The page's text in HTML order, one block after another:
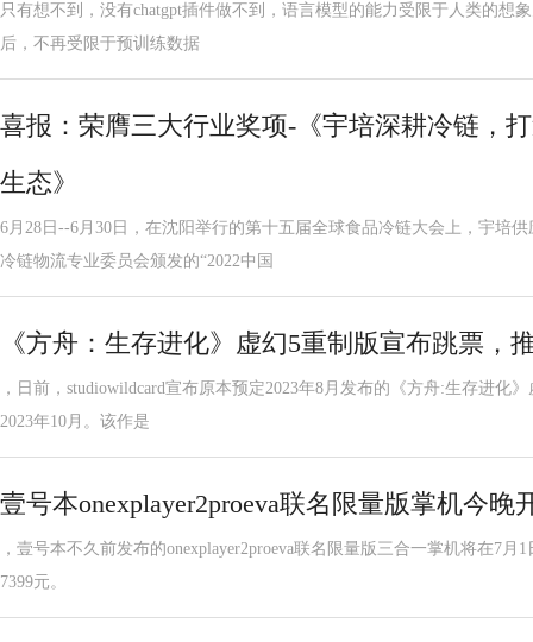
只有想不到，没有chatgpt插件做不到，语言模型的能力受限于人类的想
后，不再受限于预训练数据
喜报：荣膺三大行业奖项-《宇培深耕冷链，
生态》
6月28日--6月30日，在沈阳举行的第十五届全球食品冷链大会上，宇培
冷链物流专业委员会颁发的“2022中国
《方舟：生存进化》虚幻5重制版宣布跳票，
，日前，studiowildcard宣布原本预定2023年8月发布的《方舟:生存进化
2023年10月。该作是
壹号本onexplayer2proeva联名限量版掌机今晚
，壹号本不久前发布的onexplayer2proeva联名限量版三合一掌机将在7月
7399元。